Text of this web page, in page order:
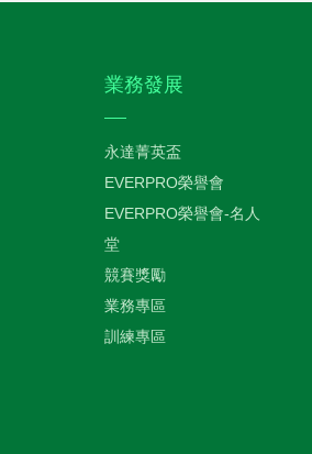
業務發展
永達菁英盃
EVERPRO榮譽會
EVERPRO榮譽會-名人
堂
競賽獎勵
業務專區
訓練專區